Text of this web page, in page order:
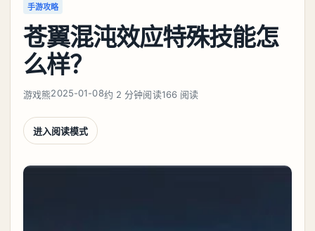
手游攻略
苍翼混沌效应特殊技能怎
么样？
游戏熊2025-01-08约 2 分钟阅读166 阅读
进入阅读模式